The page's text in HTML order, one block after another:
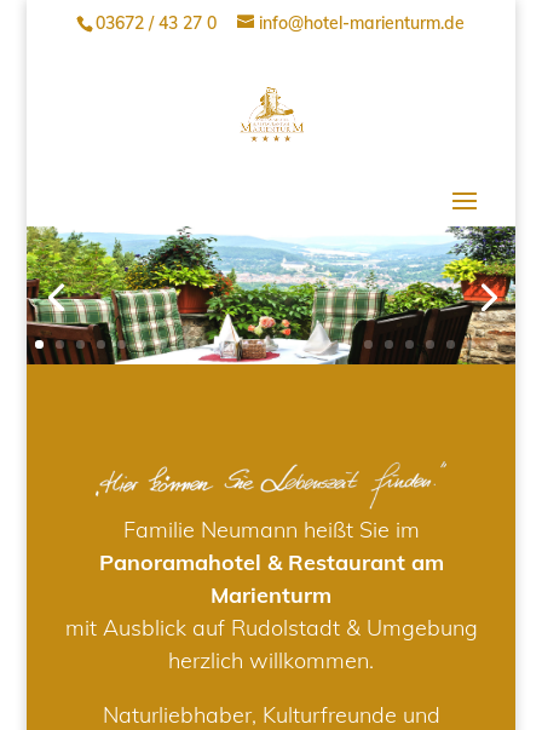
03672 / 43 27 0 info@hotel-marienturm.de
Familie Neumann heißt Sie im
Panoramahotel & Restaurant am
Marienturm
mit Ausblick auf Rudolstadt & Umgebung
herzlich willkommen.
Naturliebhaber, Kulturfreunde und